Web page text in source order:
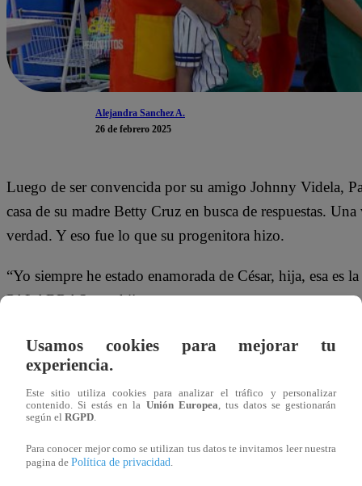
Alejandra Sanchez A.
26 de febrero 2025
Luego de ser convencida por su amigo Johnny Videla,
casa de su madre Betty Cruz en busca de respuestas.
verdad. Y eso fue lo que su progenitora hizo.
“Yo siempre he estado enamorada de César, hija, esa es
PALABRAS a su hija mayor.
Usamos cookies para mejorar tu
experiencia.
Este sitio utiliza cookies para analizar el tráfico y personalizar
contenido. Si estás en la Unión Europea , tus datos se gestionarán
según el RGPD
Para conocer mejor como se utilizan tus datos te invitamos leer nuestra
pagina de Política de privacidad